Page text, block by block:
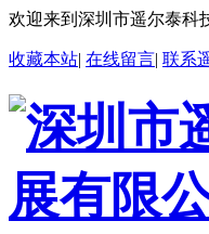
欢迎来到深圳市遥尔泰科
收藏本站| 在线留言| 联系